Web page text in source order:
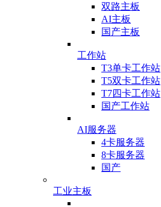
双路主板
AI主板
国产主板
工作站
T3单卡工作站
T5双卡工作站
T7四卡工作站
国产工作站
AI服务器
4卡服务器
8卡服务器
国产
工业主板